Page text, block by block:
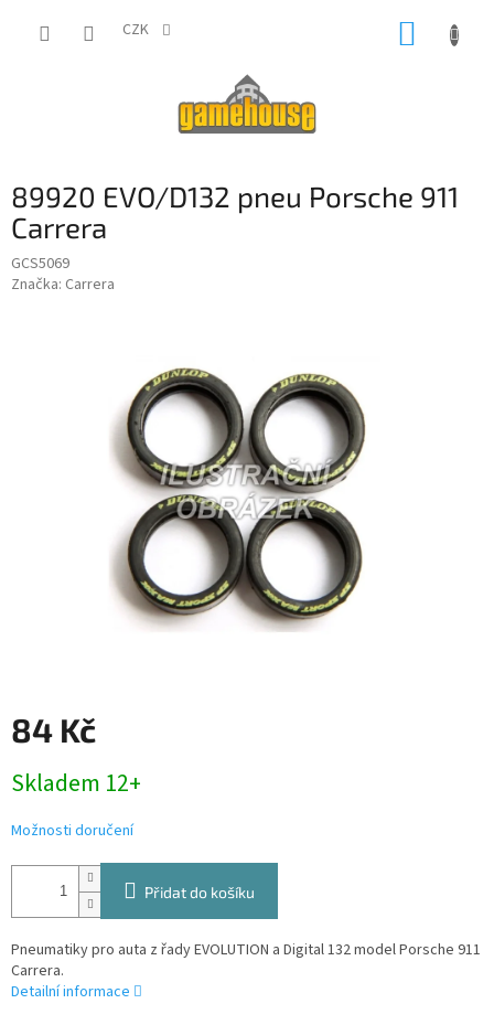
CZK
89920 EVO/D132 pneu Porsche 911
Carrera
GCS5069
Značka: Carrera
84 Kč
cena:
Skladem 12+
Možnosti doručení
Přidat do košíku
Pneumatiky pro auta z řady EVOLUTION a Digital 132 model Porsche 911
Carrera.
Detailní informace